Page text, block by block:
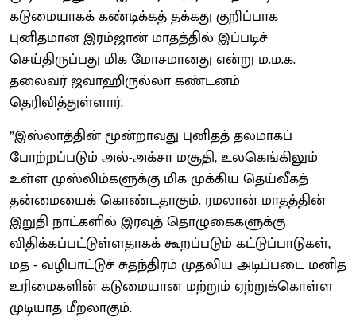
கடுமையாகக் கண்டிக்கத் தக்கது குறிப்பாக
புனிதமான இரம்ஜான் மாதத்தில் இப்படிச்
செய்திருப்பது மிக மோசமானது என்று ம.ம.க.
தலைவர் ஜவாஹிருல்லா கண்டனம்
தெரிவித்துள்ளார்.
”இஸ்லாத்தின் மூன்றாவது புனிதத் தலமாகப்
போற்றப்படும் அல்-அக்சா மசூதி, உலகெங்கிலும்
உள்ள முஸ்லிம்களுக்கு மிக முக்கிய தெய்வீகத்
தன்மையைக் கொண்டதாகும். ரமலான் மாதத்தின்
இறுதி நாட்களில் இரவுத் தொழுகைகளுக்கு
விதிக்கப்பட்டுள்ளதாகக் கூறப்படும் கட்டுப்பாடுகள்,
மத - வழிபாட்டுச் சுதந்திரம் முதலிய அடிப்படை மனித
உரிமைகளின் கடுமையான மற்றும் ஏற்றுக்கொள்ள
முடியாத மீறலாகும்.